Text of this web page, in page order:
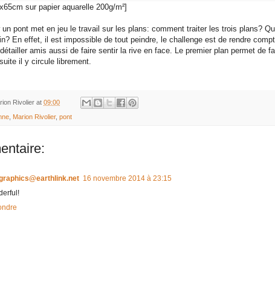
sur papier aquarelle 200g/m²]
un pont met en jeu le travail sur les plans: comment traiter les trois plans?
En effet, il est impossible de tout peindre, le challenge est de rendre
amis aussi de faire sentir la rive en face. Le premier plan permet de
il y circule librement.
Rivolier at 09:00
Marion Rivolier, pont
16 novembre 2014 à 23:15